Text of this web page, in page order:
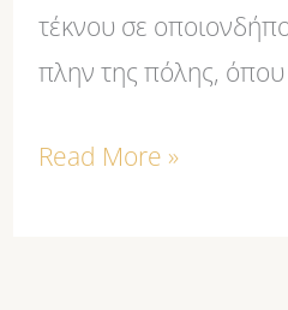
τέκνου σε
πλην της πόλης,
Read More »